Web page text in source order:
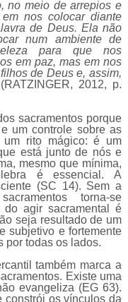
no meio de arrepios e
nos colocar diante
de Deus. Ela não
num ambiente de
para que nos
em paz, mas em nos
de Deus e, assim,
2012, p.
sacramentos porque
um controle sobre as
um rito mágico: é um
está junto de nós e
mesmo que mínima,
é essencial. A
(SC 14). Sem a
torna-se
do agir sacramental é
seja resultado de um
subjetivo e fortemente
por todas os lados.
também marca a
Existe uma
evangeliza (EG 63).
constrói os vínculos da